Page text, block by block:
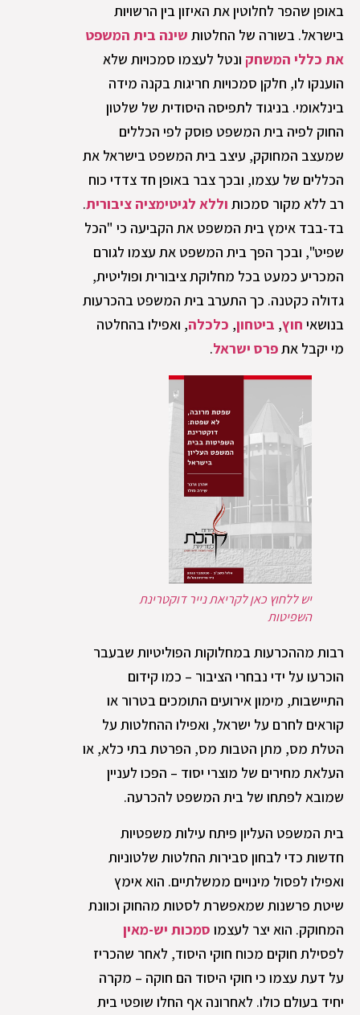
באופן שהפר לחלוטין את האיזון בין הרשויות
בישראל. בשורה של החלטות שינה בית המשפט
את כללי המשחק ונטל לעצמו סמכויות שלא
הוענקו לו, חלקן סמכויות חריגות בקנה מידה
בינלאומי. בניגוד לתפיסה היסודית של שלטון
החוק לפיה בית המשפט פוסק לפי הכללים
שמעצב המחוקק, עיצב בית המשפט בישראל את
הכללים של עצמו, ובכך צבר באופן חד צדדי כוח
רב ללא מקור סמכות וללא לגיטימציה ציבורית.
בד-בבד אימץ בית המשפט את הקביעה כי "הכל
שפיט", ובכך הפך בית המשפט את עצמו לגורם
המכריע כמעט בכל מחלוקת ציבורית ופוליטית,
גדולה כקטנה. כך התערב בית המשפט בהכרעות
בנושאי חוץ, ביטחון, כלכלה, ואפילו בהחלטה
מי יקבל אתפרס ישראל.
יש ללחוץ כאן לקריאת נייר דוקטרינת
השפיטות
רבות מההכרעות במחלוקות הפוליטיות שבעבר
הוכרעו על ידי נבחרי הציבור – כמו קידום
התיישבות, מימון אירועים התומכים בטרור או
קוראים לחרם על ישראל, ואפילו ההחלטות על
הטלת מס, מתן הטבות מס, הפרטת בתי כלא, או
העלאת מחירים של מוצרי יסוד – הפכו לעניין
שמובא לפתחו של בית המשפט להכרעה.
בית המשפט העליון פיתח עילות משפטיות
חדשות כדי לבחון סבירות החלטות שלטוניות
ואפילו לפסול מינויים ממשלתיים. הוא אימץ
שיטת פרשנות שמאפשרת לסטות מהחוק וכוונת
המחוקק. הוא יצר לעצמו סמכות יש-מאין
לפסילת חוקים מכוח חוקי היסוד, לאחר שהכריז
על דעת עצמו כי חוקי היסוד הם חוקה – מקרה
יחיד בעולם כולו. לאחרונה אף החלו שופטי בית